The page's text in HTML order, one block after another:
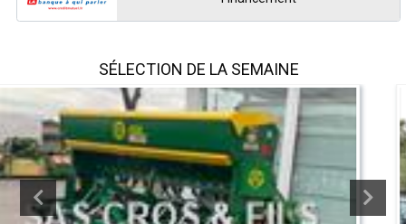
SÉLECTION DE LA SEMAINE